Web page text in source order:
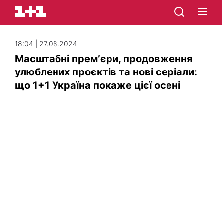
18:04 | 27.08.2024
Масштабні премʼєри, продовження
улюблених проєктів та нові серіали:
що 1+1 Україна покаже цієї осені